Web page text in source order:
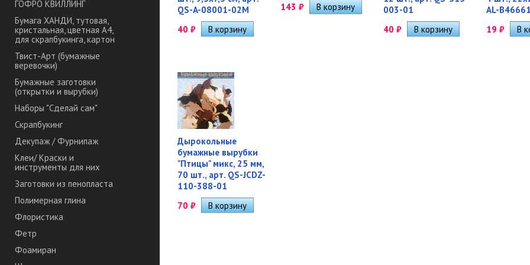
ГОФРО КВИЛЛИНГ
Бумага ХАНДИ, тутовая,
кристальная, цветная А4,
для скрапбукинга, картон
Твист-Арт (бумажные
веревочки)
Бумажные заготовки
(открытки и вырубки)
Наборы "Сделай сам"
Скрапбукинг
Декупаж / Фурнипаж
Клеи/ Краски и
инструменты для них
Заготовки из пенопласта
Полимерная глина
Флористика
Фетр
Фоамиран
QS-A-08001-02M
40 ₽
143 ₽
003-01
40 ₽
AL-
19 ₽
Дырокольные
бумажные вырубки
"Птицы" микс, 25 мм,
70 шт., арт. QS-JCDZ-
110-388-01
70 ₽